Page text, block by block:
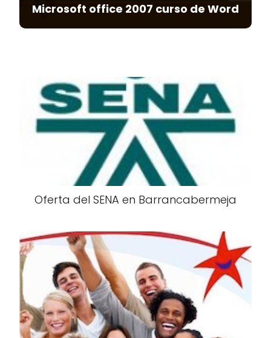
Microsoft office 2007 curso de Word
Oferta del SENA en Barrancabermeja